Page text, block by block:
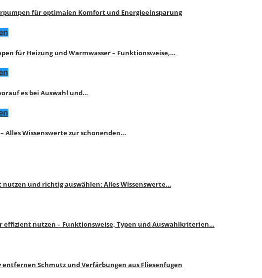
für optimalen Komfort und Energieeinsparung
für Heizung und Warmwasser – Funktionsweise,…
es bei Auswahl und…
Alles Wissenswerte zur schonenden…
nutzen und richtig auswählen: Alles Wissenswerte…
effizient nutzen – Funktionsweise, Typen und Auswahlkriterien…
Schmutz und Verfärbungen aus Fliesenfugen